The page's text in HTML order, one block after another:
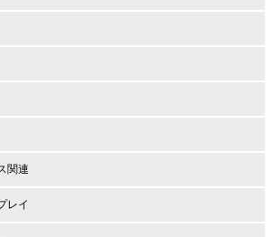
関連
レイ